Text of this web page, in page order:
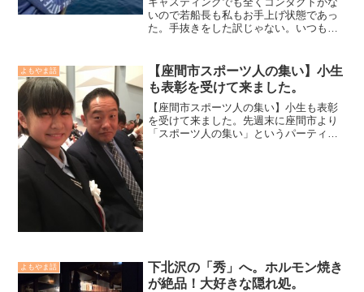
いので若船長も私もお手上げ状態であっ
た。手抜きをした訳じゃない。いつも以
事にした。こうして初日のロケは終了と
なったのでした。
よもやま話
【座間市スポーツ人の集い】小生
も表彰を受けて来ました。
【座間市スポーツ人の集い】小生も表彰
を受けて来ました。先週末に座間市より
「スポーツ人の集い」というパーティー
よもやま話
下北沢の「秀」へ。ホルモン焼き
が絶品！大好きな隠れ処。